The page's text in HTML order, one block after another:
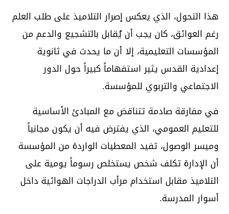
هذا التحول، الذي يعكس إصرار التلاميذ على طلب العلم
رغم العوائق، كان يجب أن يُقابل بالتشجيع والدعم من
المؤسسات التعليمية، إلا أن ما يحدث في ثانوية
إعدادية القدس يثير استفهاماً كبيراً حول الدور
الاجتماعي والتربوي للمؤسسة.
في مفارقة صادمة تتناقض مع المبادئ الأساسية
للتعليم العمومي، الذي يفترض فيه أن يكون مجانياً
وميسر الوصول، تفيد المعطيات الواردة من المؤسسة
أن الإدارة تكلف شخص يستخلص رسوماً يومية على
التلاميذ مقابل استخدام مرأب الدراجات الهوائية داخل
أسوار المدرسة.